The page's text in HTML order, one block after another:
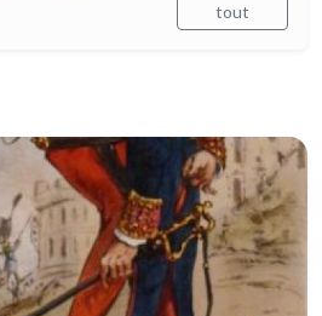
tout